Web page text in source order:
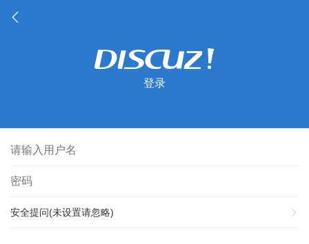
登录
安全提问(未设置请忽略)